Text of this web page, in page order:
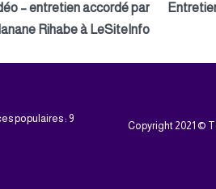
– entretien accordé par
Rihabe à LeSiteInfo
populaires : 9
Copyright 2021 ©